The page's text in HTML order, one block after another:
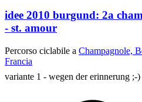
idee 2010 burgund: 2a
- st. amour
Percorso ciclabile a Champagnole,
Francia
variante 1 - wegen der erinnerung ;-)